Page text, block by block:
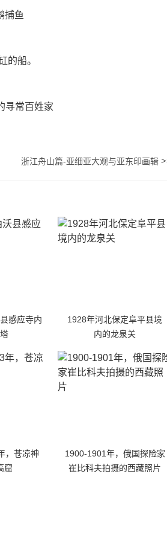
捕鱼
的船。
寻常百姓家
浙江舟山篇-亚细亚大观与亚东印画辑
感应寺内
1928年河北保定阜平县境
内的龙泉关
，苍凉神
窟
1900-1901年，俄国探险家
崔比科夫拍摄的西藏照片